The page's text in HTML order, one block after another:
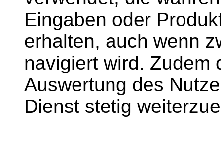
Eingaben oder
erhalten, auch wenn
navigiert wird. Zudem
Auswertung des
Dienst stetig